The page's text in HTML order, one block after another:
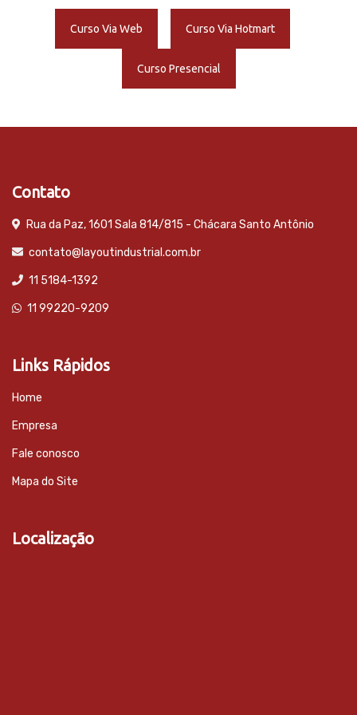
Curso Via Web Curso Via Hotmart
Curso Presencial
Contato
Rua da Paz, 1601 Sala 814/815 - Chácara Santo Antônio
contato@layoutindustrial.com.br
11 5184-1392
11 99220-9209
Links Rápidos
Home
Empresa
Fale conosco
Mapa do Site
Localização